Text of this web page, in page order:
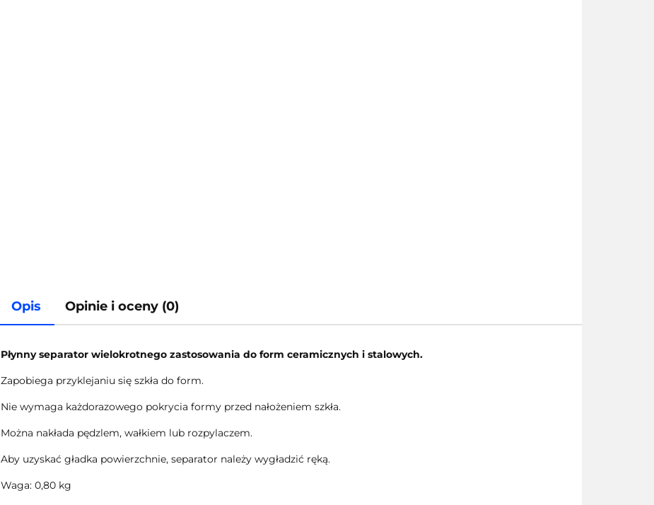
Opis Opinie i oceny (0)
Płynny separator wielokrotnego zastosowania do form ceramicznych i stalowych.
Zapobiega przyklejaniu się szkła do form.
Nie wymaga każdorazowego pokrycia formy przed nałożeniem szkła.
Można nakłada pędzlem, wałkiem lub rozpylaczem.
Aby uzyskać gładka powierzchnie, separator należy wygładzić ręką.
Waga: 0,80 kg